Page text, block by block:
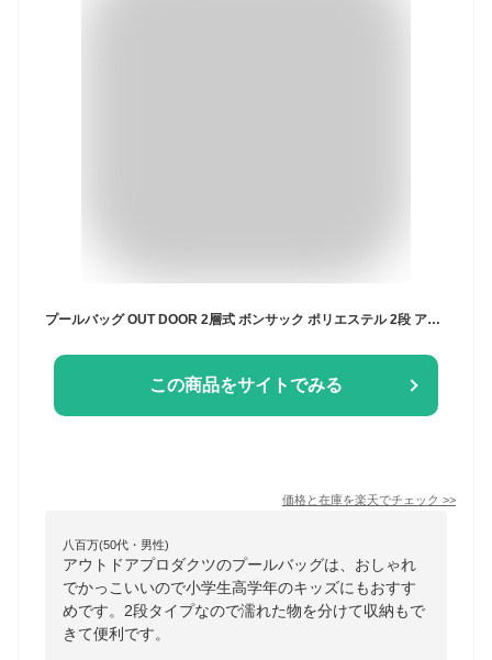
プールバッグ OUT DOOR 2層式 ボンサック ポリエステル 2段 アウトドア 男の子 女の子 ビーチバック プール 海水浴 かっこいい アウトドア キッズ スイムバッグ ビーチバッグ 【pb1128】
この商品をサイトでみる
価格と在庫を楽天でチェック >>
八百万(50代・男性)
アウトドアプロダクツのプールバッグは、おしゃれ
でかっこいいので小学生高学年のキッズにもおすす
めです。2段タイプなので濡れた物を分けて収納もで
きて便利です。